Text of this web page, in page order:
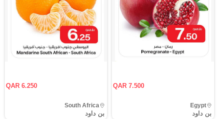
QAR 7.500
بن داود
Egypt
QAR 6.250
بن داود
South Africa